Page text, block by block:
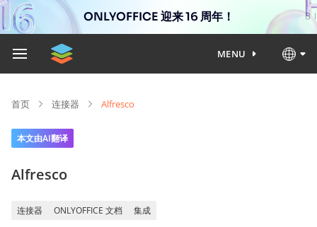
ONLYOFFICE 迎来 16 周年！
MENU
首页 连接器 Alfresco
本文由AI翻译
Alfresco
连接器 ONLYOFFICE 文档 集成